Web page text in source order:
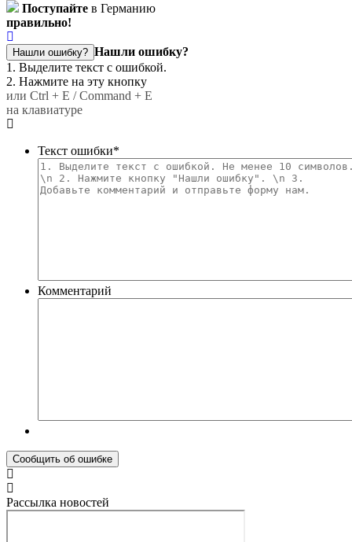
Поступайте в Германию
правильно!
Нашли ошибку? Нашли ошибку?
1. Выделите текст с ошибкой.
2. Нажмите на эту кнопку
или Ctrl + E / Command + E
на клавиатуре
Текст ошибки*
Комментарий
Рассылка новостей